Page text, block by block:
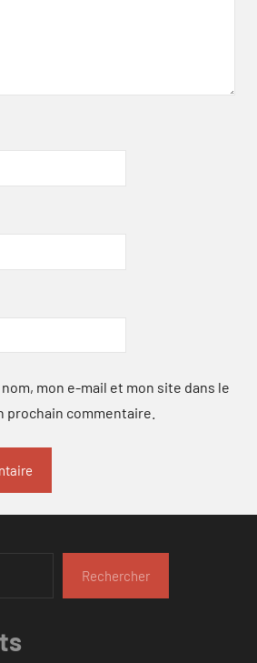
mon e-mail et mon site dans le
prochain commentaire.
Rechercher